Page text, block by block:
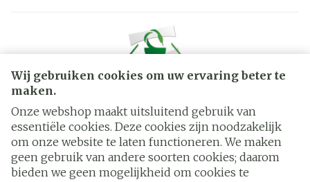
Wij gebruiken cookies om uw ervaring beter te
maken.
Onze webshop maakt uitsluitend gebruik van
essentiële cookies. Deze cookies zijn noodzakelijk
om onze website te laten functioneren. We maken
geen gebruik van andere soorten cookies; daarom
bieden we geen mogelijkheid om cookies te
Juridische links